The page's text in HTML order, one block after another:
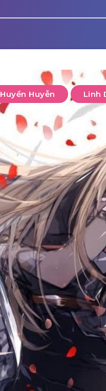
Huyền Huyễn Linh